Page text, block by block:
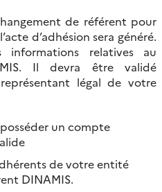
de référent pour
d’adhésion sera généré.
relatives au
Il devra être validé
légal de votre
un compte
de votre entité
DINAMIS.